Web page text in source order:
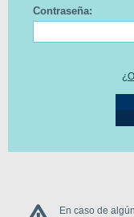
Contraseña:
En caso de